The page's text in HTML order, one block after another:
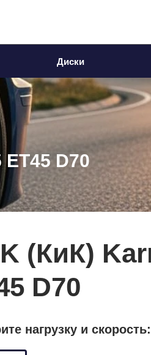
Диски
D70
(КиК)
D70
нагрузку и скорость: